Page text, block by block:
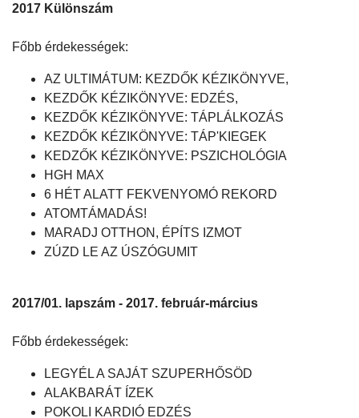
2017 Különszám
Főbb érdekességek:
AZ ULTIMÁTUM: KEZDŐK KÉZIKÖNYVE,
KEZDŐK KÉZIKÖNYVE: EDZÉS,
KEZDŐK KÉZIKÖNYVE: TÁPLÁLKOZÁS
KEZDŐK KÉZIKÖNYVE: TÁP'KIEGEK
KEDZŐK KÉZIKÖNYVE: PSZICHOLÓGIA
HGH MAX
6 HÉT ALATT FEKVENYOMÓ REKORD
ATOMTÁMADÁS!
MARADJ OTTHON, ÉPÍTS IZMOT
ZÚZD LE AZ ÚSZÓGUMIT
2017/01. lapszám - 2017. február-március
Főbb érdekességek:
LEGYÉL A SAJÁT SZUPERHŐSÖD
ALAKBARÁT ÍZEK
POKOLI KARDIÓ EDZÉS